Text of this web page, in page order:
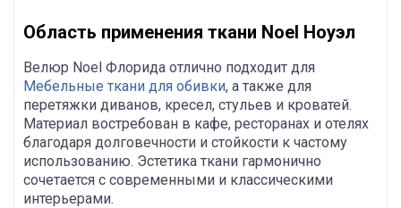
Область применения ткани Noel Ноуэл
Велюр Noel Флорида отлично подходит для
Мебельные ткани для обивки, а также для
перетяжки диванов, кресел, стульев и кроватей.
Материал востребован в кафе, ресторанах и отелях
благодаря долговечности и стойкости к частому
использованию. Эстетика ткани гармонично
сочетается с современными и классическими
интерьерами.